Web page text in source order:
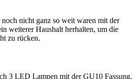
nicht ganz so weit waren mit der
weiterer Haushalt herhalten, um die
zu rücken.
3 LED Lampen mit der GU10 Fassung,